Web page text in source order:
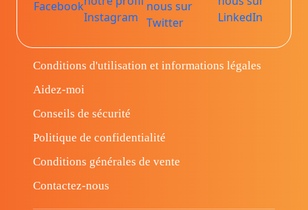
Conditions d'utilisation et informations légales
Aidez-moi
Conseils de sécurité
Politique de confidentialité
Conditions générales de vente
Contactez-nous